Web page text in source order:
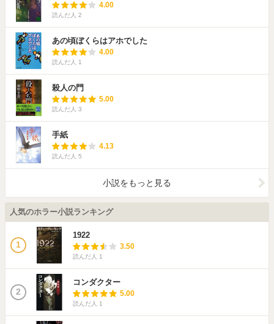
4.00
読んだ人 2
あの頃ぼくらはアホでした
4.00
読んだ人 1
殺人の門
5.00
読んだ人 3
手紙
4.13
読んだ人 5
小説をもっと見る
人気のホラー小説ランキング
1
1922
3.50
読んだ人 1
2
コンダクター
5.00
読んだ人 1